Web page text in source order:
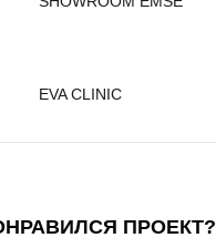
EVA CLINIC
ПРОЕКТ?